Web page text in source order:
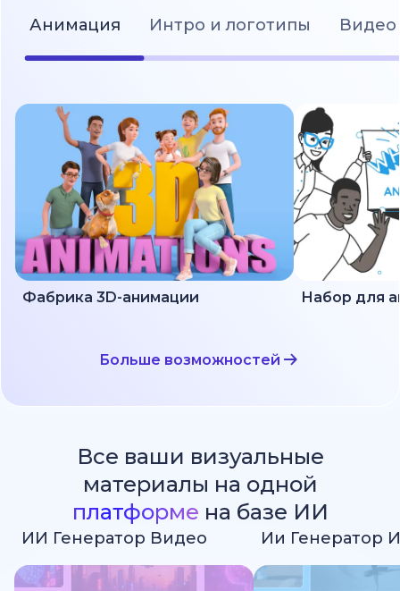
Анимация Интро и логотипы Видео
Фабрика 3D-анимации
Больше возможностей
Все ваши визуальные
материалы на одной
платформе на базе ИИ
ИИ Генератор Видео